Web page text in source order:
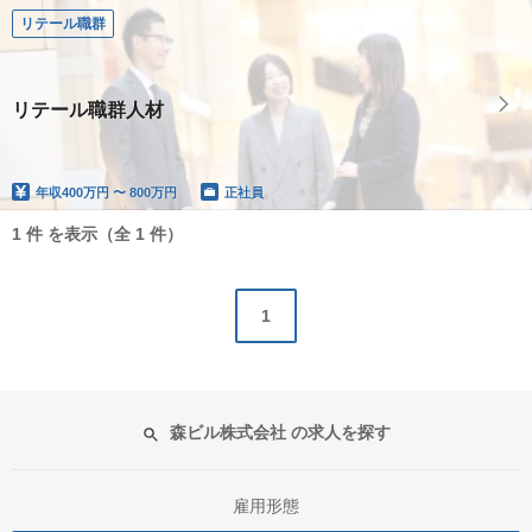
リテール職群
リテール職群人材
年収400万円 〜 800万円 正社員
1 件 を表示（全 1 件）
1
森ビル株式会社 の求人を探す
雇用形態